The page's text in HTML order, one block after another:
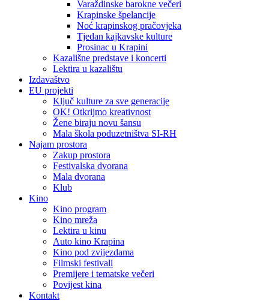
Varaždinske barokne večeri
Krapinske špelancije
Noć krapinskog pračovjeka
Tjedan kajkavske kulture
Prosinac u Krapini
Kazališne predstave i koncerti
Lektira u kazalištu
Izdavaštvo
EU projekti
Ključ kulture za sve generacije
OK! Otkrijmo kreativnost
Žene biraju novu šansu
Mala škola poduzetništva SI-RH
Najam prostora
Zakup prostora
Festivalska dvorana
Mala dvorana
Klub
Kino
Kino program
Kino mreža
Lektira u kinu
Auto kino Krapina
Kino pod zvijezdama
Filmski festivali
Premijere i tematske večeri
Povijest kina
Kontakt